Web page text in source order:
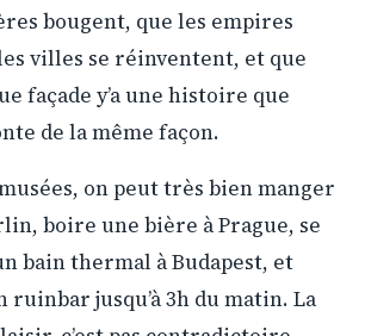
bougent, que les empires
villes se réinventent, et que
façade y’a une histoire que
de la même façon.
on peut très bien manger
boire une bière à Prague, se
bain thermal à Budapest, et
ruinbar jusqu’à 3h du matin. La